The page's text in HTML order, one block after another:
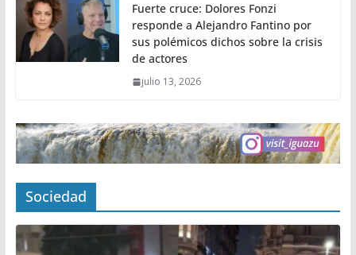
Fuerte cruce: Dolores Fonzi
responde a Alejandro Fantino por
sus polémicos dichos sobre la crisis
de actores
julio 13, 2026
Sociedad